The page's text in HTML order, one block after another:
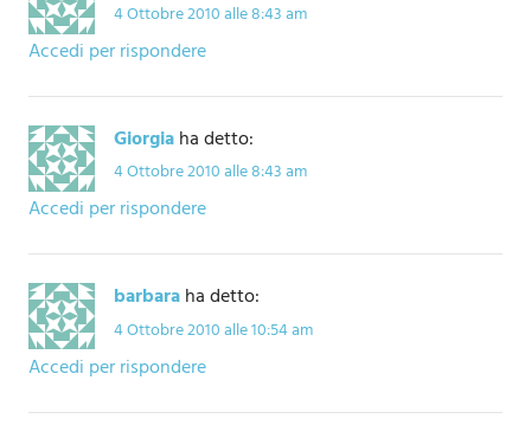
4 Ottobre 2010 alle 8:43 am
Accedi per rispondere
Giorgiaha detto:
4 Ottobre 2010 alle 8:43 am
Accedi per rispondere
barbaraha detto:
4 Ottobre 2010 alle 10:54 am
Accedi per rispondere